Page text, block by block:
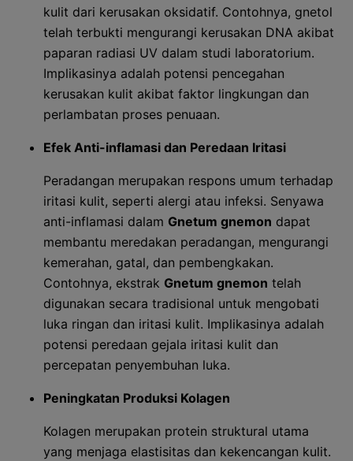
kulit dari kerusakan oksidatif. Contohnya, gnetol
telah terbukti mengurangi kerusakan DNA akibat
paparan radiasi UV dalam studi laboratorium.
Implikasinya adalah potensi pencegahan
kerusakan kulit akibat faktor lingkungan dan
perlambatan proses penuaan.
Efek Anti-inflamasi dan Peredaan Iritasi
Peradangan merupakan respons umum terhadap
iritasi kulit, seperti alergi atau infeksi. Senyawa
anti-inflamasi dalam Gnetum gnemon dapat
membantu meredakan peradangan, mengurangi
kemerahan, gatal, dan pembengkakan.
Contohnya, ekstrak Gnetum gnemon telah
digunakan secara tradisional untuk mengobati
luka ringan dan iritasi kulit. Implikasinya adalah
potensi peredaan gejala iritasi kulit dan
percepatan penyembuhan luka.
Peningkatan Produksi Kolagen
Kolagen merupakan protein struktural utama
yang menjaga elastisitas dan kekencangan kulit.